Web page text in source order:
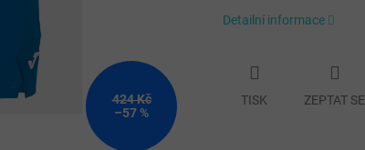
424 Kč
–57 %
Detailní informace
TISK ZEPTAT SE